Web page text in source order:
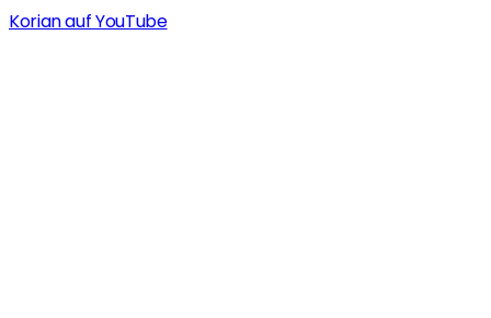
Korian auf YouTube